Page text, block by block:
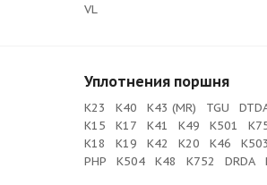
VL
Уплотнения поршня
K23 K40 K43 (MR) TGU
K15
K17 K41 K49 K501
K18
K19 K42 K20 K46 K503
PHP
K504 K48 K752 DRDA